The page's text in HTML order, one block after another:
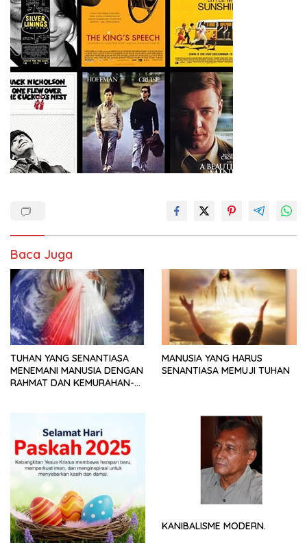
Baca Juga
TUHAN YANG SENANTIASA
MENEMANI MANUSIA DENGAN
RAHMAT DAN KEMURAHAN-
MANUSIA YANG HARUS
SENANTIASA MEMUJI TUHAN
KANIBALISME MODERN.